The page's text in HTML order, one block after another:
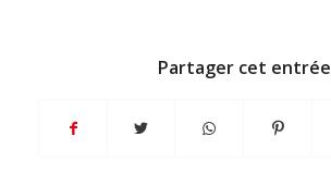
Partager cet entrée